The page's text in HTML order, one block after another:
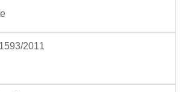
1593/2011